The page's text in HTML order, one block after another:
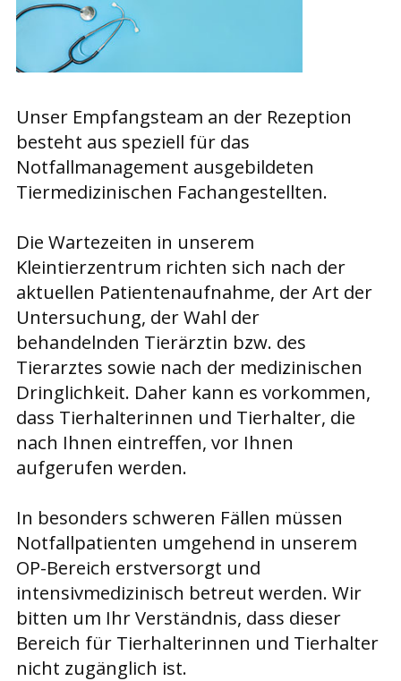
Unser Empfangsteam an der Rezeption
besteht aus speziell für das
Notfallmanagement ausgebildeten
Tiermedizinischen Fachangestellten.
Die Wartezeiten in unserem
Kleintierzentrum richten sich nach der
aktuellen Patientenaufnahme, der Art der
Untersuchung, der Wahl der
behandelnden Tierärztin bzw. des
Tierarztes sowie nach der medizinischen
Dringlichkeit. Daher kann es vorkommen,
dass Tierhalterinnen und Tierhalter, die
nach Ihnen eintreffen, vor Ihnen
aufgerufen werden.
In besonders schweren Fällen müssen
Notfallpatienten umgehend in unserem
OP-Bereich erstversorgt und
intensivmedizinisch betreut werden. Wir
bitten um Ihr Verständnis, dass dieser
Bereich für Tierhalterinnen und Tierhalter
nicht zugänglich ist.